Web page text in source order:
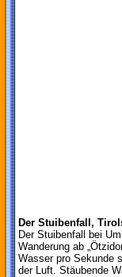
Der Stuibenfall,
Der Stuibenfall bei
Wanderung ab
Wasser pro Sekunde
der Luft. Stäubende